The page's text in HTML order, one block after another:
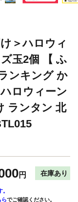
＞ハロウィ
玉2個 【 ふ
ンキング か
ロウィーン
ランタン 北
円 在庫あり
らでご確認ください。